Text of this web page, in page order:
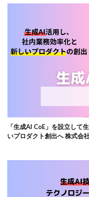
「生成AI CoE」を設立して
いプロダクト創出へ 株式会